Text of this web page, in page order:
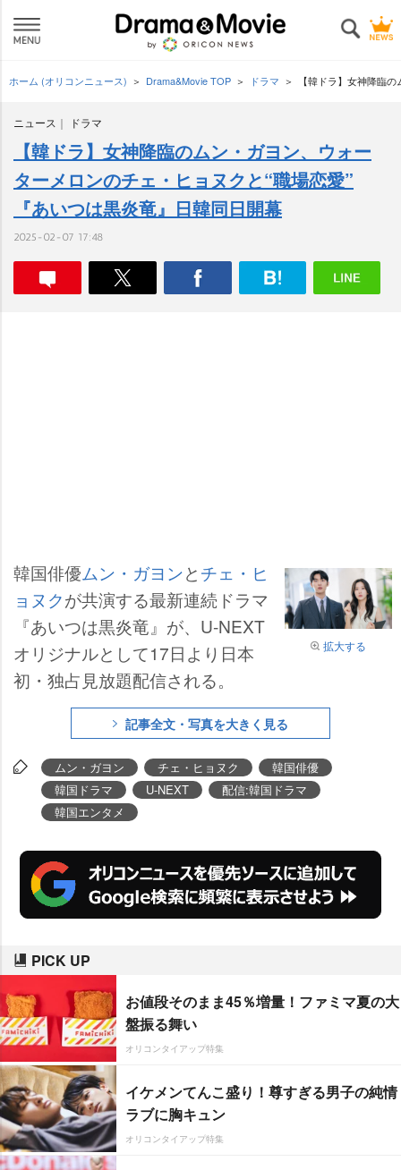
ホーム (オリコンニュース) Drama&Movie TOP ドラマ 【韓ドラ】女神降臨
ニュース ドラマ
【韓ドラ】女神降臨のムン・ガヨン、ウォー
ターメロンのチェ・ヒョヌクと“職場恋愛”
『あいつは黒炎竜』日韓同日開幕
2025-02-07 17:48
拡大する
韓国俳優ムン・ガヨンとチェ・ヒ
ョヌクが共演する最新連続ドラマ
『あいつは黒炎竜』が、U-NEXT
オリジナルとして17日より日本
初・独占見放題配信される。
記事全文・写真を大きく見る
ムン・ガヨン チェ・ヒョヌク
韓国俳優
韓国ドラマ
U-NEXT
配信:韓国ドラマ
韓国エンタメ
PICK UP
お値段そのまま45％増量！ファミマ夏の大
盤振る舞い
オリコンタイアップ特集
イケメンてんこ盛り！尊すぎる男子の純情
ラブに胸キュン
オリコンタイアップ特集